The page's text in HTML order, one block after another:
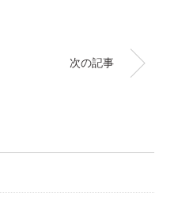
次の記事